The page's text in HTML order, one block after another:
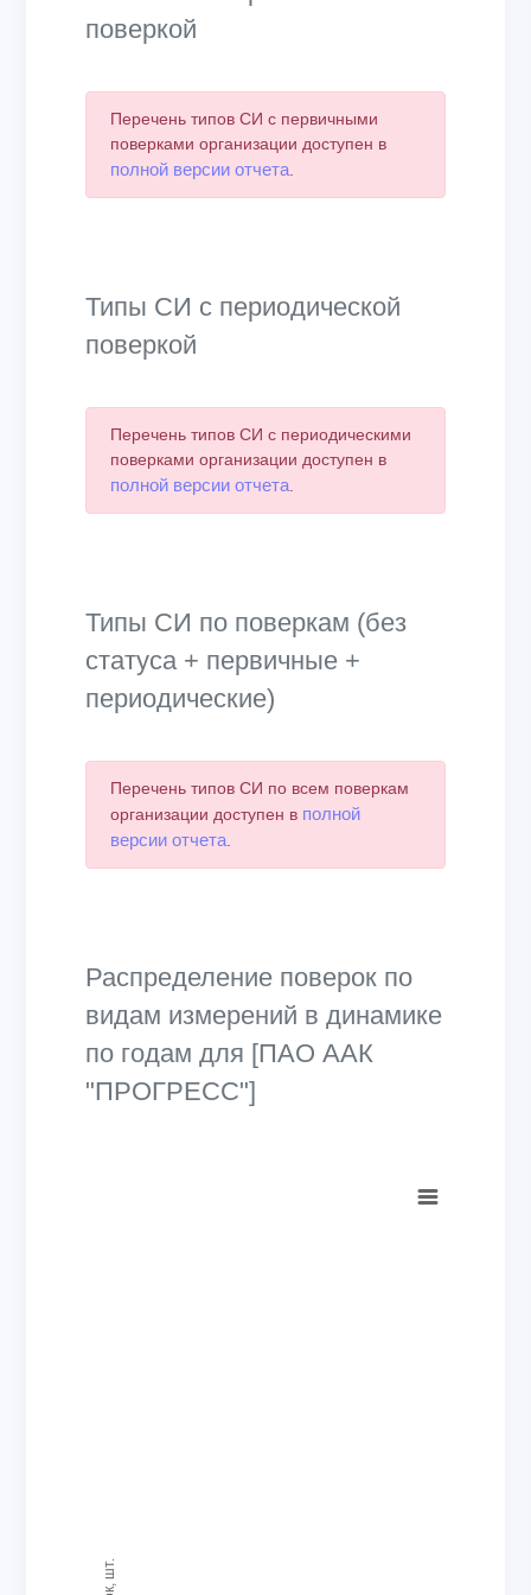
поверкой
Перечень типов СИ с первичными
поверками организации доступен в
полной версии отчета.
Типы СИ с периодической
поверкой
Перечень типов СИ с периодическими
поверками организации доступен в
полной версии отчета.
Типы СИ по поверкам (без
статуса + первичные +
периодические)
Перечень типов СИ по всем поверкам
организации доступен в полной
версии отчета.
Распределение поверок по
видам измерений в динамике
по годам для [ПАО ААК
"ПРОГРЕСС"]